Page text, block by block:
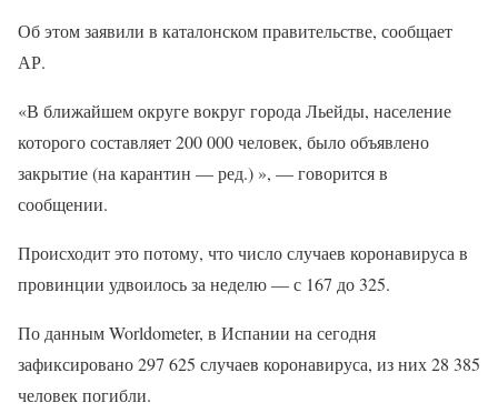
Об этом заявили в каталонском правительстве, сообщает
АР.
«В ближайшем округе вокруг города Льейды, население
которого составляет 200 000 человек, было объявлено
закрытие (на карантин — ред.) », — говорится в
сообщении.
Происходит это потому, что число случаев коронавируса в
провинции удвоилось за неделю — с 167 до 325.
По данным Worldometer, в Испании на сегодня
зафиксировано 297 625 случаев коронавируса, из них 28 385
человек погибли.